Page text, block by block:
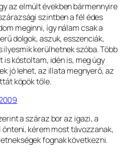
az elmúlt években bármennyire
szintben a fél édes
meginni, így nálam csak a
dolgok, aszuk, esszenciák,
ilyesmik kerülhetnek szóba. Több
is kóstoltam, idén is, meg úgy
jó lehet, az illata megnyerő, az
köpök tőle.
a száraz bor az igazi, a
kérem most távozzanak,
fognak következni.